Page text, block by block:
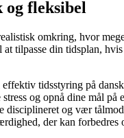
fleksibel
omkring, hvor
tilpasse din tidsplan,
tidsstyring på
og opnå dine mål på
disciplineret og vær
der kan forbedres